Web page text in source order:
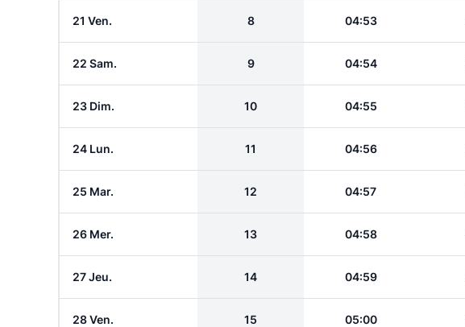
21 Ven. 8 04:53
22 Sam. 9 04:54
23 Dim. 10 04:55
24 Lun. 11 04:56
25 Mar. 12 04:57
26 Mer. 13 04:58
27 Jeu. 14 04:59
28 Ven. 15 05:00